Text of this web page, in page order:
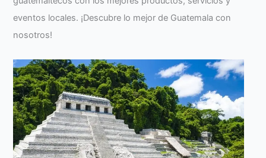
eventos locales. ¡Descubre lo mejor de Guatemala con
nosotros!